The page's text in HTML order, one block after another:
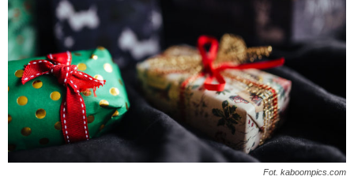
Fot. kaboompics.com